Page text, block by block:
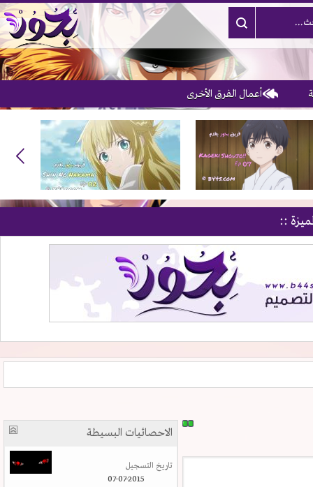
أعمال الفرق الأخرى
::
الاحصائيات البسيطة
تاريخ التسجيل
07-07-2015